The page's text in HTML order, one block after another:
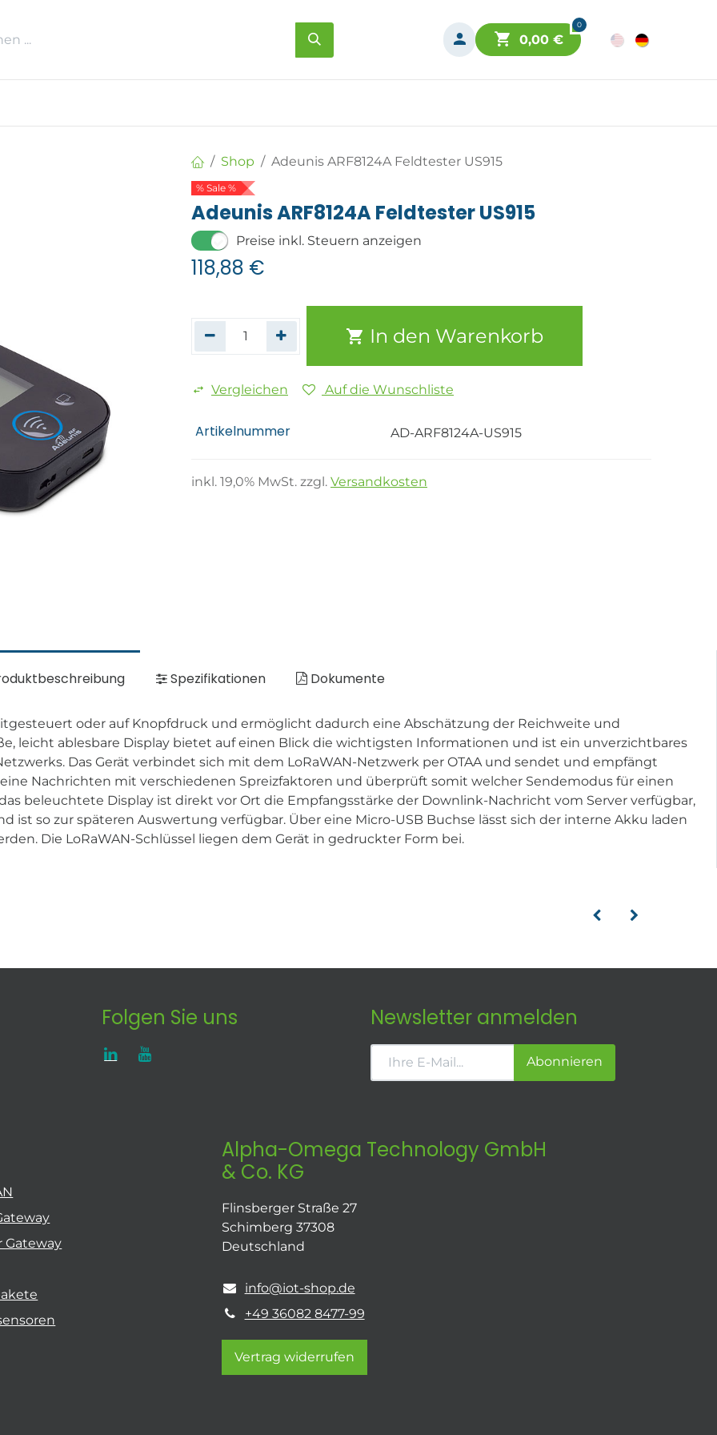
0
0,00€
Shop Adeunis ARF8124A Feldtester US915
% Sale %
Adeunis ARF8124A Feldtester US915
Preise inkl. Steuern anzeigen
118,88 €
In den Warenkorb
Vergleichen Auf die Wunschliste
Artikelnummer AD-ARF8124A-US915
inkl. 19,0% MwSt. zzgl. Versandkosten
Spezifikationen Dokumente
oder auf Knopfdruck und ermöglicht dadurch eine Abschätzung der Reichweite und
leicht ablesbare Display bietet auf einen Blick die wichtigsten Informationen und ist ein unverzichtbares
Das Gerät verbindet sich mit dem LoRaWAN-Netzwerk per OTAA und sendet und empfängt
Nachrichten mit verschiedenen Spreizfaktoren und überprüft somit welcher Sendemodus für einen
beleuchtete Display ist direkt vor Ort die Empfangsstärke der Downlink-Nachricht vom Server verfügbar,
ist so zur späteren Auswertung verfügbar. Über eine Micro-USB Buchse lässt sich der interne Akku laden
Die LoRaWAN-Schlüssel liegen dem Gerät in gedruckter Form bei.
Folgen Sie uns Newsletter anmelden
Abonnieren
Gateway
Alpha-Omega Technology GmbH
& Co. KG
Flinsberger Straße 27
Schimberg 37308
Deutschland
info@iot-shop.de
+49 36082 8477-99
Vertrag widerrufen